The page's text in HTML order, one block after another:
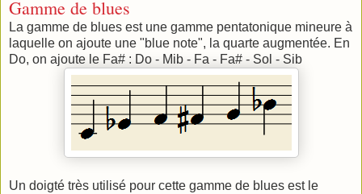
Gamme de blues
La gamme de blues est une gamme pentatonique mineure à
laquelle on ajoute une "blue note", la quarte augmentée. En
Do, on ajoute le Fa# : Do - Mib - Fa - Fa# - Sol - Sib
Un doigté très utilisé pour cette gamme de blues est le